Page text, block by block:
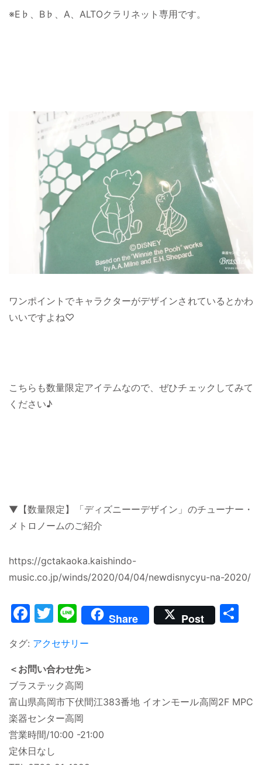
※E♭、B♭、A、ALTOクラリネット専用です。
ワンポイントでキャラクターがデザインされているとかわ
いいですよね♡
こちらも数量限定アイテムなので、ぜひチェックしてみて
ください♪
▼【数量限定】「ディズニーーデザイン」のチューナー・
メトロノームのご紹介
https://gctakaoka.kaishindo-
music.co.jp/winds/2020/04/04/newdisnycyu-na-2020/
Facebook
Twitter
LineShare Post
タグ: アクセサリー
＜お問い合わせ先＞
ブラステック高岡
富山県高岡市下伏間江383番地 イオンモール高岡2F MPC
楽器センター高岡
営業時間/10:00 -21:00
定休日なし